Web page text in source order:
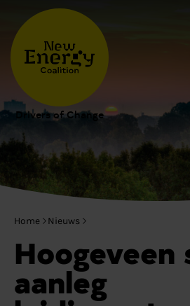
Drivers of Change
Home Nieuws
aanleg